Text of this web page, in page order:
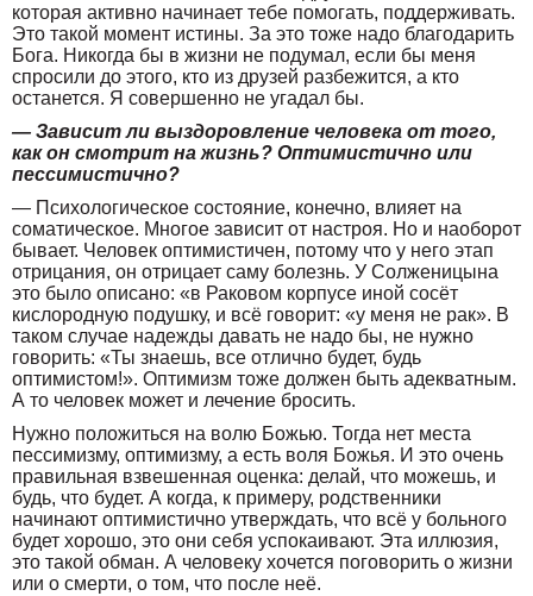
которая активно начинает тебе помогать, поддерживать.
Это такой момент истины. За это тоже надо благодарить
Бога. Никогда бы в жизни не подумал, если бы меня
спросили до этого, кто из друзей разбежится, а кто
останется. Я совершенно не угадал бы.
— Зависит ли выздоровление человека от того,
как он смотрит на жизнь? Оптимистично или
пессимистично?
— Психологическое состояние, конечно, влияет на
соматическое. Многое зависит от настроя. Но и наоборот
бывает. Человек оптимистичен, потому что у него этап
отрицания, он отрицает саму болезнь. У Солженицына
это было описано: «в Раковом корпусе иной сосёт
кислородную подушку, и всё говорит: «у меня не рак». В
таком случае надежды давать не надо бы, не нужно
говорить: «Ты знаешь, все отлично будет, будь
оптимистом!». Оптимизм тоже должен быть адекватным.
А то человек может и лечение бросить.
Нужно положиться на волю Божью. Тогда нет места
пессимизму, оптимизму, а есть воля Божья. И это очень
правильная взвешенная оценка: делай, что можешь, и
будь, что будет. А когда, к примеру, родственники
начинают оптимистично утверждать, что всё у больного
будет хорошо, это они себя успокаивают. Эта иллюзия,
это такой обман. А человеку хочется поговорить о жизни
или о смерти, о том, что после неё.